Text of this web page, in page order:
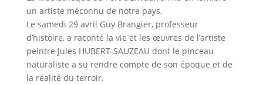
un artiste méconnu de notre pays.
Le samedi 29 avril Guy Brangier, professeur
d’histoire, a raconté la vie et les œuvres de l’artiste
peintre Jules HUBERT-SAUZEAU dont le pinceau
naturaliste a su rendre compte de son époque et de
la réalité du terroir.